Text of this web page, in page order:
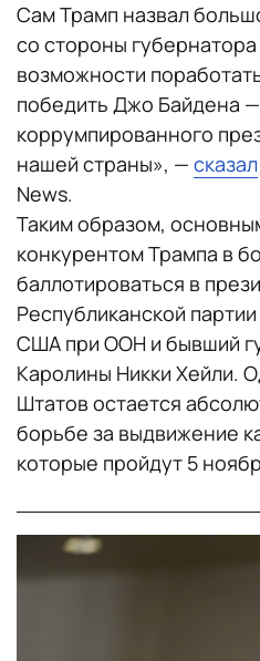
Сам Трамп назвал
со стороны
возможности
победить Джо Байдена
коррумпированного
нашей страны», — сказал
News.
Таким образом,
конкурентом Трампа в
баллотироваться в
Республиканской
США при ООН и бывший
Каролины Никки Хейли.
Штатов остается
борьбе за выдвижение
которые пройдут 5